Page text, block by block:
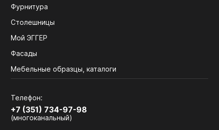
Фурнитура
Столешницы
Мой ЭГГЕР
Фасады
Мебельные образцы, каталоги
Телефон:
+7 (351) 734-97-98
(многоканальный)